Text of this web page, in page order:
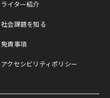
ライター紹介
社会課題を知る
免責事項
アクセシビリティポリシー